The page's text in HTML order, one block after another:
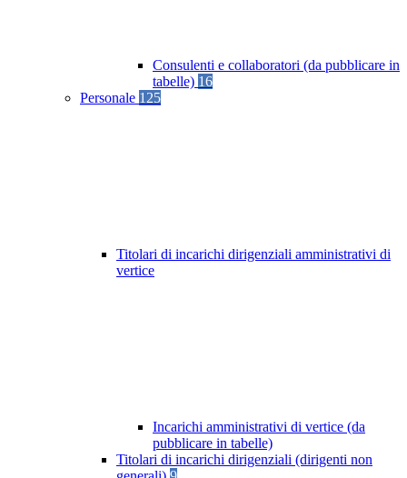
Consulenti e collaboratori (da pubblicare in
tabelle) 16
Personale 125
Titolari di incarichi dirigenziali amministrativi di
vertice
Incarichi amministrativi di vertice (da
pubblicare in tabelle)
Titolari di incarichi dirigenziali (dirigenti non